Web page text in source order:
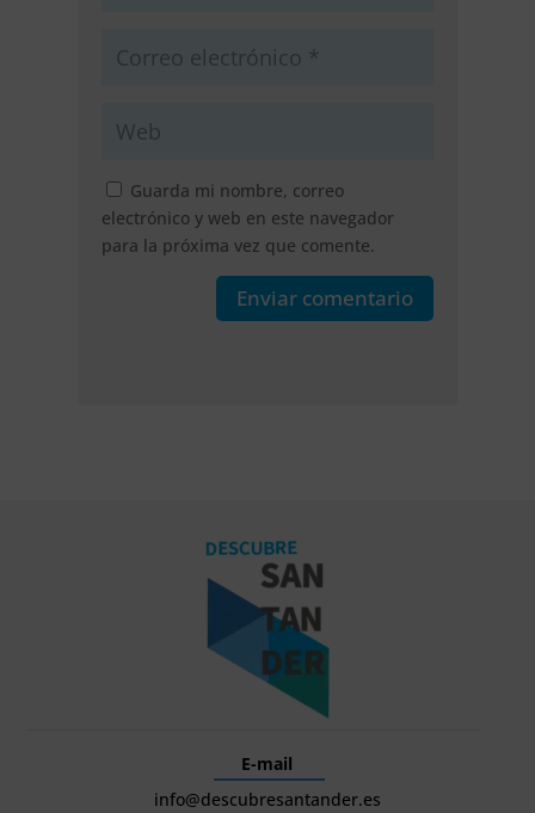
Guarda mi nombre, correo
electrónico y web en este navegador
para la próxima vez que comente.
Enviar comentario
E-mail
info@descubresantander.es